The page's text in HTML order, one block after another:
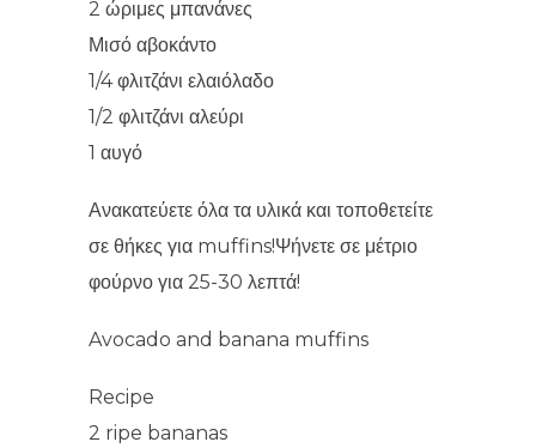
2 ώριμες μπανάνες
Μισό αβοκάντο
1/4 φλιτζάνι ελαιόλαδο
1/2 φλιτζάνι αλεύρι
1 αυγό
Ανακατεύετε όλα τα υλικά και τοποθετείτε
σε θήκες για muffins!Ψήνετε σε μέτριο
φούρνο για 25-30 λεπτά!
Avocado and banana muffins
Recipe
2 ripe bananas